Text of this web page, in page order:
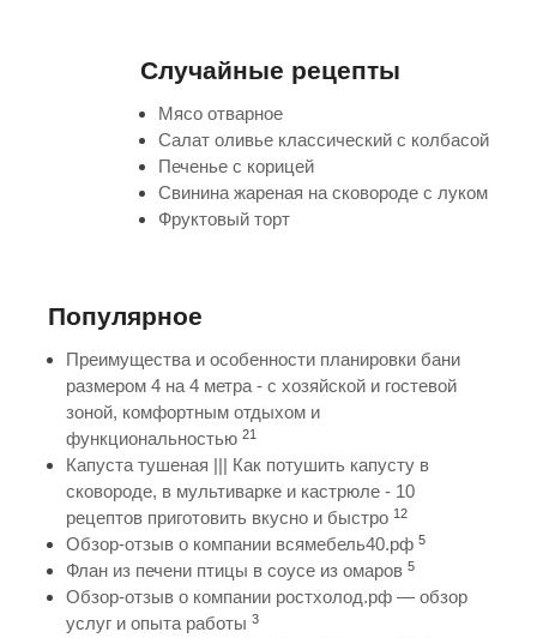
Случайные рецепты
Мясо отварное
Салат оливье классический с колбасой
Печенье с корицей
Свинина жареная на сковороде с луком
Фруктовый торт
Популярное
Преимущества и особенности планировки бани
размером 4 на 4 метра - с хозяйской и гостевой
зоной, комфортным отдыхом и
функциональностью 21
Капуста тушеная ||| Как потушить капусту в
сковороде, в мультиварке и кастрюле - 10
рецептов приготовить вкусно и быстро 12
Обзор-отзыв о компании всямебель40.рф 5
Флан из печени птицы в соусе из омаров 5
Обзор-отзыв о компании ростхолод.рф — обзор
услуг и опыта работы 3